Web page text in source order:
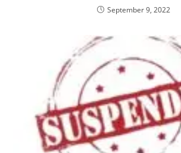
September 9, 2022